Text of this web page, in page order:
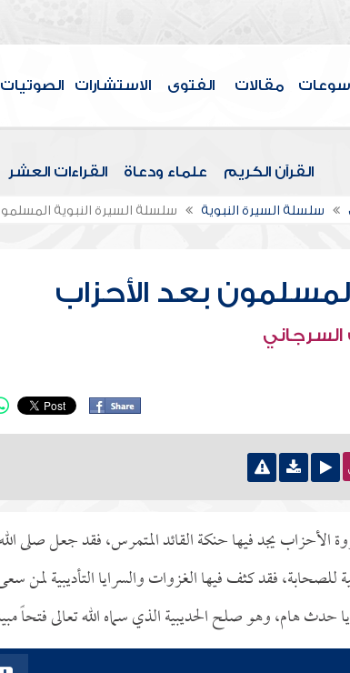
مقالات الفتوى الاستشارات الصوتيات
القرآن الكريم علماء ودعاة القراءات العشر
سلسلة السيرة النبوية سلسلة السيرة النبوية
بعد الأحزاب
يجد فيها حنكة القائد المتمرس، فقد جعل صلى
للصحابة، فقد كثف فيها الغزوات والسرايا التأديبية لمن
حدث هام، وهو صلح الحديبية الذي سماه الله تعالى فتحاً